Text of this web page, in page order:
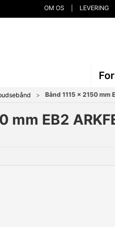
OM OS LEVERING
Bånd 1115 x 2150 mm
mm EB2